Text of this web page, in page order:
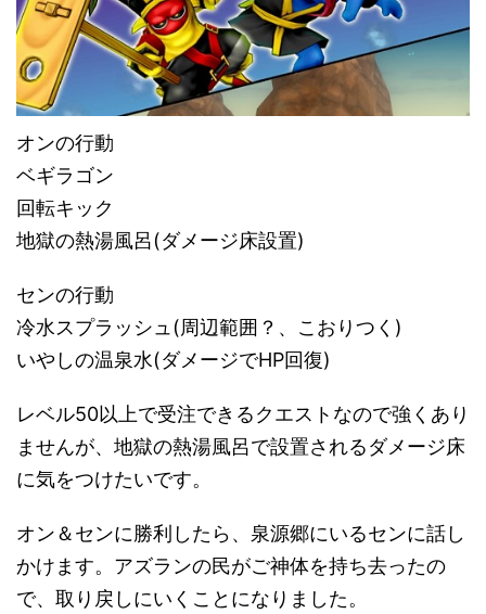
オンの行動
ベギラゴン
回転キック
地獄の熱湯風呂(ダメージ床設置)
センの行動
冷水スプラッシュ(周辺範囲？、こおりつく)
いやしの温泉水(ダメージでHP回復)
レベル50以上で受注できるクエストなので強くあり
ませんが、地獄の熱湯風呂で設置されるダメージ床
に気をつけたいです。
オン＆センに勝利したら、泉源郷にいるセンに話し
かけます。アズランの民がご神体を持ち去ったの
で、取り戻しにいくことになりました。